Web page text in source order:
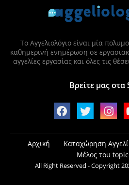
Το Αγγελιολόγιο είναι μία
καθημερινή ενημέρωση σε
αγγελίες εργασίας και όλες τις
Βρείτε μας στα
Αρχική Καταχώρηση
Μέλος του
All Right Reserved - Copyright